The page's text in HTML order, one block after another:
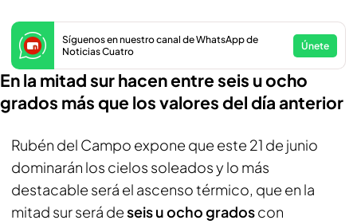
Síguenos en nuestro canal de WhatsApp de
Noticias Cuatro
Únete
En la mitad sur hacen entre seis u ocho
grados más que los valores del día anterior
Rubén del Campo expone que este 21 de junio
dominarán los cielos soleados y lo más
destacable será el ascenso térmico, que en la
mitad sur será deseis u ocho gradoscon